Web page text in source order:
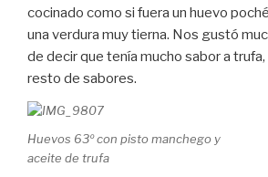
cocinado como si fuera un huevo
una verdura muy tierna. Nos gustó
de decir que tenía mucho sabor a
resto de sabores.
Huevos 63º con pisto manchego y
aceite de trufa